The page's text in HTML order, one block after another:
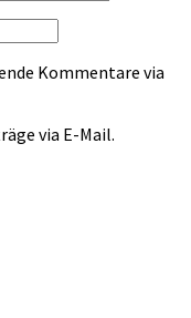
Kommentare via
via E-Mail.